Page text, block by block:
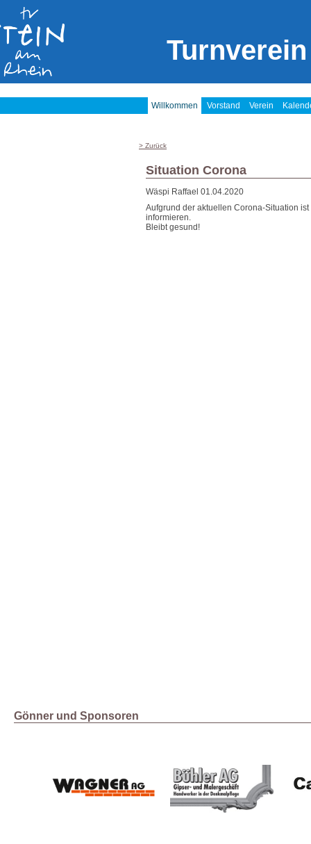
Willkommen Vorstand Verein
> Zurück
Situation Corona
Wäspi Raffael 01.04.2020
Aufgrund der aktuellen Corona-Situation
informieren.
Bleibt gesund!
Gönner und Sponsoren